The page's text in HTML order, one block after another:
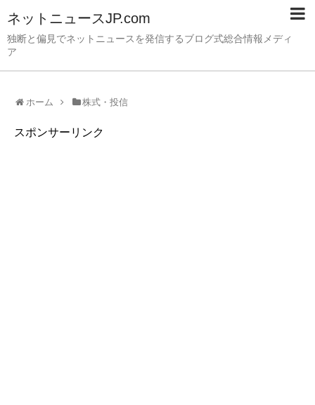
ネットニュースJP.com
独断と偏見でネットニュースを発信するブログ式総合情報メディ
ア
ホーム 株式・投信
スポンサーリンク